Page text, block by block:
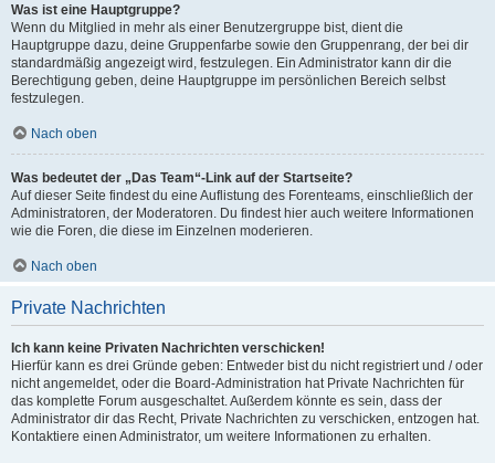
Was ist eine Hauptgruppe?
Wenn du Mitglied in mehr als einer Benutzergruppe bist, dient die
Hauptgruppe dazu, deine Gruppenfarbe sowie den Gruppenrang, der bei dir
standardmäßig angezeigt wird, festzulegen. Ein Administrator kann dir die
Berechtigung geben, deine Hauptgruppe im persönlichen Bereich selbst
festzulegen.
Nach oben
Was bedeutet der „Das Team“-Link auf der Startseite?
Auf dieser Seite findest du eine Auflistung des Forenteams, einschließlich der
Administratoren, der Moderatoren. Du findest hier auch weitere Informationen
wie die Foren, die diese im Einzelnen moderieren.
Nach oben
Private Nachrichten
Ich kann keine Privaten Nachrichten verschicken!
Hierfür kann es drei Gründe geben: Entweder bist du nicht registriert und / oder
nicht angemeldet, oder die Board-Administration hat Private Nachrichten für
das komplette Forum ausgeschaltet. Außerdem könnte es sein, dass der
Administrator dir das Recht, Private Nachrichten zu verschicken, entzogen hat.
Kontaktiere einen Administrator, um weitere Informationen zu erhalten.